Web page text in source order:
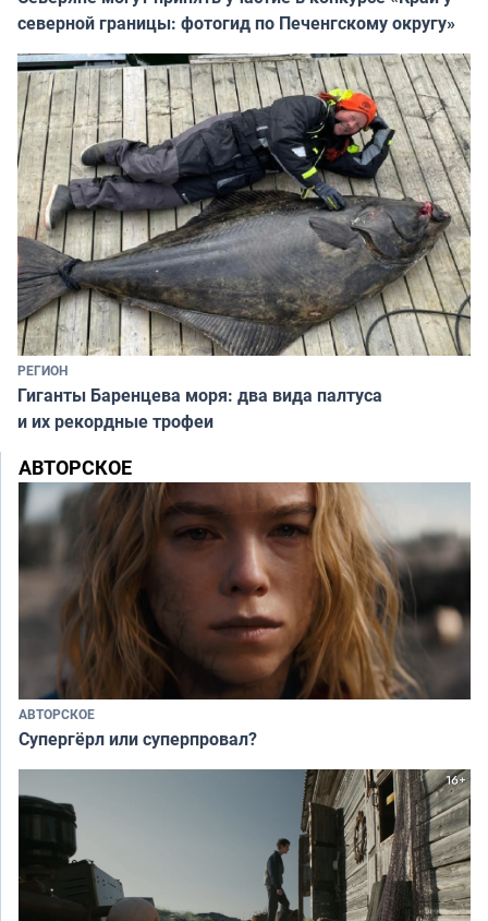
северной границы: фотогид по Печенгскому округу»
РЕГИОН
Гиганты Баренцева моря: два вида палтуса
и их рекордные трофеи
АВТОРСКОЕ
АВТОРСКОЕ
Супергёрл или суперпровал?